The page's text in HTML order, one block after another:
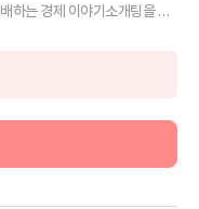
하는 경제 이야기소개팅을 하